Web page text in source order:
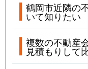
鶴岡市近隣の
いて知りたい
複数の不動産
見積もりして